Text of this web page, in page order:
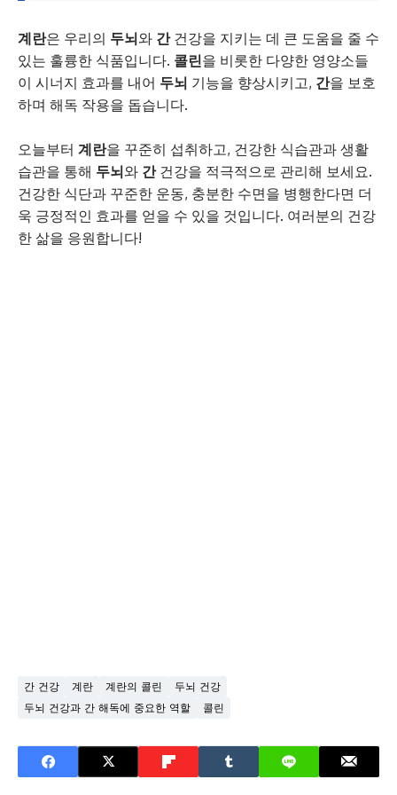
계란은 우리의 두뇌와 간건강을 지키는 데 큰 도움을 줄 수
있는 훌륭한 식품입니다. 콜린을 비롯한 다양한 영양소들
이 시너지 효과를 내어 두뇌 기능을 향상시키고, 간을 보호
하며 해독 작용을 돕습니다.
오늘부터 계란을 꾸준히 섭취하고, 건강한 식습관과 생활
습관을 통해 두뇌와 간건강을 적극적으로 관리해 보세요.
건강한 식단과 꾸준한 운동, 충분한 수면을 병행한다면 더
욱 긍정적인 효과를 얻을 수 있을 것입니다. 여러분의 건강
한 삶을 응원합니다!
간 건강 계란 계란의 콜린
두뇌 건강
두뇌 건강과 간 해독에 중요한 역할
콜린